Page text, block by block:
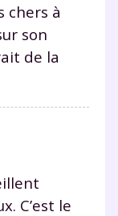
chers à
son
de la
C’est le